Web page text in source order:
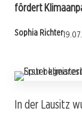
fördert
Sophia Richter
In der Lausitz